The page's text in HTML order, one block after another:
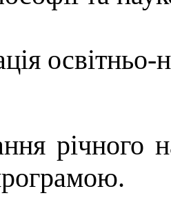
річного